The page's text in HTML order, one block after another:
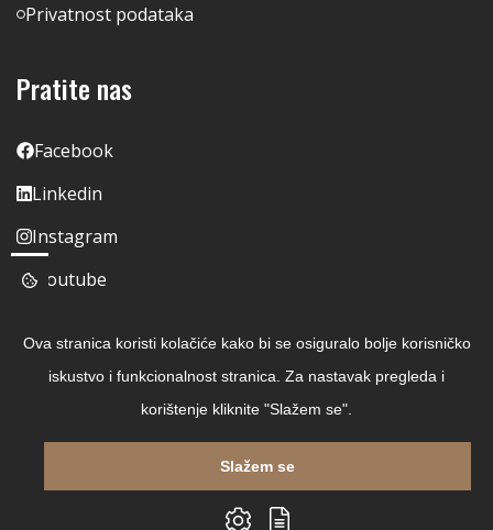
Privatnost podataka
Pratite nas
Facebook
Linkedin
Instagram
Youtube
Ova stranica koristi kolačiće kako bi se osiguralo bolje korisničko
iskustvo i funkcionalnost stranica. Za nastavak pregleda i
korištenje kliknite "Slažem se".
Slažem se